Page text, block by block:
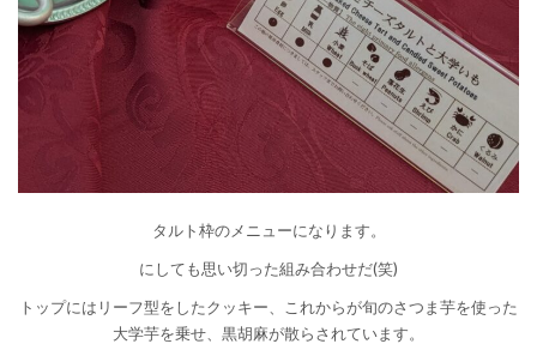
タルト枠のメニューになります。
にしても思い切った組み合わせだ(笑)
トップにはリーフ型をしたクッキー、これからが旬のさつま芋を使った
大学芋を乗せ、黒胡麻が散らされています。